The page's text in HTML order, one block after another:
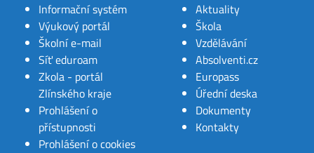
Informační systém
Výukový portál
Školní e-mail
Síť eduroam
Zkola - portál
Zlínského kraje
Prohlášení o
přístupnosti
Prohlášení o cookies
Aktuality
Škola
Vzdělávání
Absolventi.cz
Europass
Úřední deska
Dokumenty
Kontakty